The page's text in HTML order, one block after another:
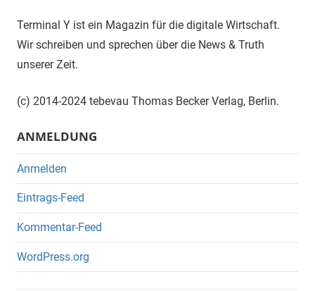
Terminal Y ist ein Magazin für die digitale Wirtschaft.
Wir schreiben und sprechen über die News & Truth
unserer Zeit.
(c) 2014-2024 tebevau Thomas Becker Verlag, Berlin.
ANMELDUNG
Anmelden
Eintrags-Feed
Kommentar-Feed
WordPress.org